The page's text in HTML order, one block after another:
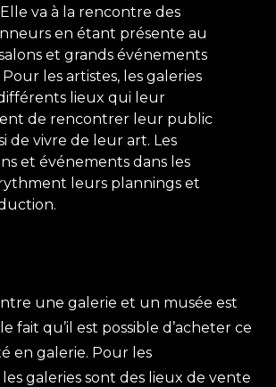
va à la rencontre des
en étant présente au
et grands événements
les artistes, les galeries
lieux qui leur
de rencontrer leur public
de vivre de leur art. Les
et événements dans les
leurs plannings et
une galerie et un musée est
fait qu’il est possible d’acheter ce
en galerie. Pour les
galeries sont des lieux de vente